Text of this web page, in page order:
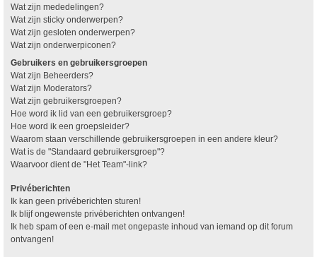
Wat zijn mededelingen?
Wat zijn sticky onderwerpen?
Wat zijn gesloten onderwerpen?
Wat zijn onderwerpiconen?
Gebruikers en gebruikersgroepen
Wat zijn Beheerders?
Wat zijn Moderators?
Wat zijn gebruikersgroepen?
Hoe word ik lid van een gebruikersgroep?
Hoe word ik een groepsleider?
Waarom staan verschillende gebruikersgroepen in een andere kleur?
Wat is de "Standaard gebruikersgroep"?
Waarvoor dient de "Het Team"-link?
Privéberichten
Ik kan geen privéberichten sturen!
Ik blijf ongewenste privéberichten ontvangen!
Ik heb spam of een e-mail met ongepaste inhoud van iemand op dit forum
ontvangen!